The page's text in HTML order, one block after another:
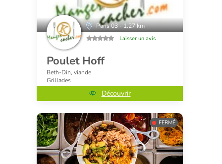
Paris 03 - 1.27 km
Laisser un avis
Poulet Hoff
Beth-Din, viande
Grillades
Découvrir
FERMÉ